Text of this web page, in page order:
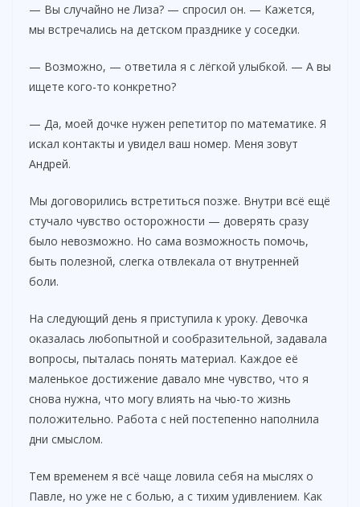
— Вы случайно не Лиза? — спросил он. — Кажется,
мы встречались на детском празднике у соседки.
— Возможно, — ответила я с лёгкой улыбкой. — А вы
ищете кого-то конкретно?
— Да, моей дочке нужен репетитор по математике. Я
искал контакты и увидел ваш номер. Меня зовут
Андрей.
Мы договорились встретиться позже. Внутри всё ещё
стучало чувство осторожности — доверять сразу
было невозможно. Но сама возможность помочь,
быть полезной, слегка отвлекала от внутренней
боли.
На следующий день я приступила к уроку. Девочка
оказалась любопытной и сообразительной, задавала
вопросы, пыталась понять материал. Каждое её
маленькое достижение давало мне чувство, что я
снова нужна, что могу влиять на чью-то жизнь
положительно. Работа с ней постепенно наполнила
дни смыслом.
Тем временем я всё чаще ловила себя на мыслях о
Павле, но уже не с болью, а с тихим удивлением. Как